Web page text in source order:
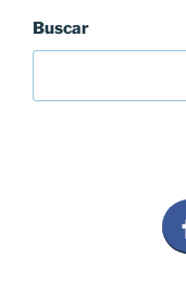
Buscar